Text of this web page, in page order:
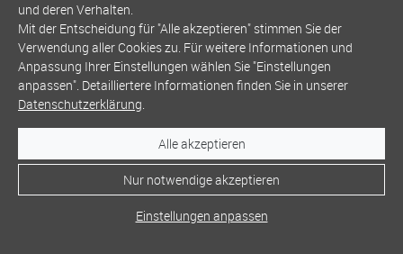
und deren Verhalten.
Mit der Entscheidung für "Alle akzeptieren" stimmen Sie der
Verwendung aller Cookies zu. Für weitere Informationen und
Anpassung Ihrer Einstellungen wählen Sie "Einstellungen
anpassen". Detailliertere Informationen finden Sie in unserer
Datenschutzerklärung.
Alle akzeptieren
Nur notwendige akzeptieren
Einstellungen anpassen